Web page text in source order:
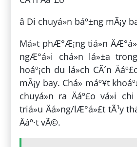
â Di chuyá»n báº±ng mÃ¡y
Má»t phÆ°Æ¡ng tiá»n
ngÆ°á»i chá»n lá»±a
hoáº¡ch du lá»ch CÃ´n
mÃ¡y bay. Chá» máº¥t
chuyá»n ra Äáº£o vá»i
triá»u Äá»ng/lÆ°á»£t tÃ¹y
Äáº·t vÃ©.